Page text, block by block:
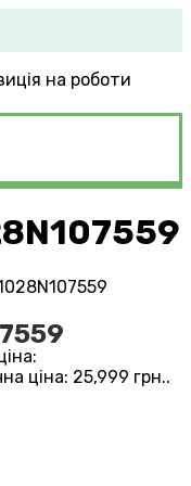
на роботи
ціна: 25,999 грн..